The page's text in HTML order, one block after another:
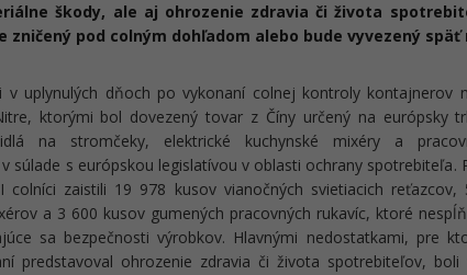
škody, ale aj ohrozenie zdravia či života
zničený pod colným dohľadom alebo bude vyvezený späť
v uplynulých dňoch po vykonaní colnej kontroly kontajnerov
ktorými bol dovezený tovar z Číny určený na európsky
na stromčeky, elektrické kuchynské mixéry a
súlade s európskou legislatívou v oblasti ochrany spotrebiteľa.
colníci zaistili 19 978 kusov vianočných svietiacich reťazcov,
a 3 600 kusov gumených pracovných rukavíc, ktoré
sa bezpečnosti výrobkov. Hlavnými nedostatkami, pre
predstavoval ohrozenie zdravia či života spotrebiteľov, boli